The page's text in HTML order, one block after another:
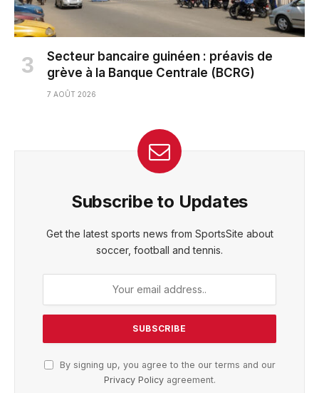
Secteur bancaire guinéen : préavis de
grève à la Banque Centrale (BCRG)
7 AOÛT 2026
Subscribe to Updates
Get the latest sports news from SportsSite about
soccer, football and tennis.
By signing up, you agree to the our terms and our
Privacy Policyagreement.